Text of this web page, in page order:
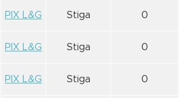
PIX L&G Stiga 0
PIX L&G Stiga 0
PIX L&G Stiga 0